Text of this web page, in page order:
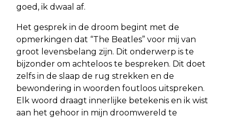
goed, ik dwaal af.
Het gesprek in de droom begint met de
opmerkingen dat “The Beatles” voor mij van
groot levensbelang zijn. Dit onderwerp is te
bijzonder om achteloos te bespreken. Dit doet
zelfs in de slaap de rug strekken en de
bewondering in woorden foutloos uitspreken.
Elk woord draagt innerlijke betekenis en ik wist
aan het gehoor in mijn droomwereld te